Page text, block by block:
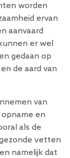
worden
ervan
aanvaard
er wel
gedaan op
de aard van
van
opname en
als de
vetten
namelijk dat